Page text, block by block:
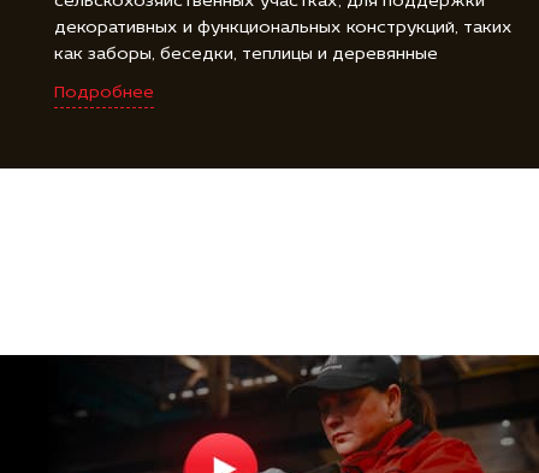
декоративных и функциональных конструкций, таких
как заборы, беседки, теплицы и деревянные
площадки, а также для фиксации и закрепления
различных объектов, включая буровые установки,
Подробнее